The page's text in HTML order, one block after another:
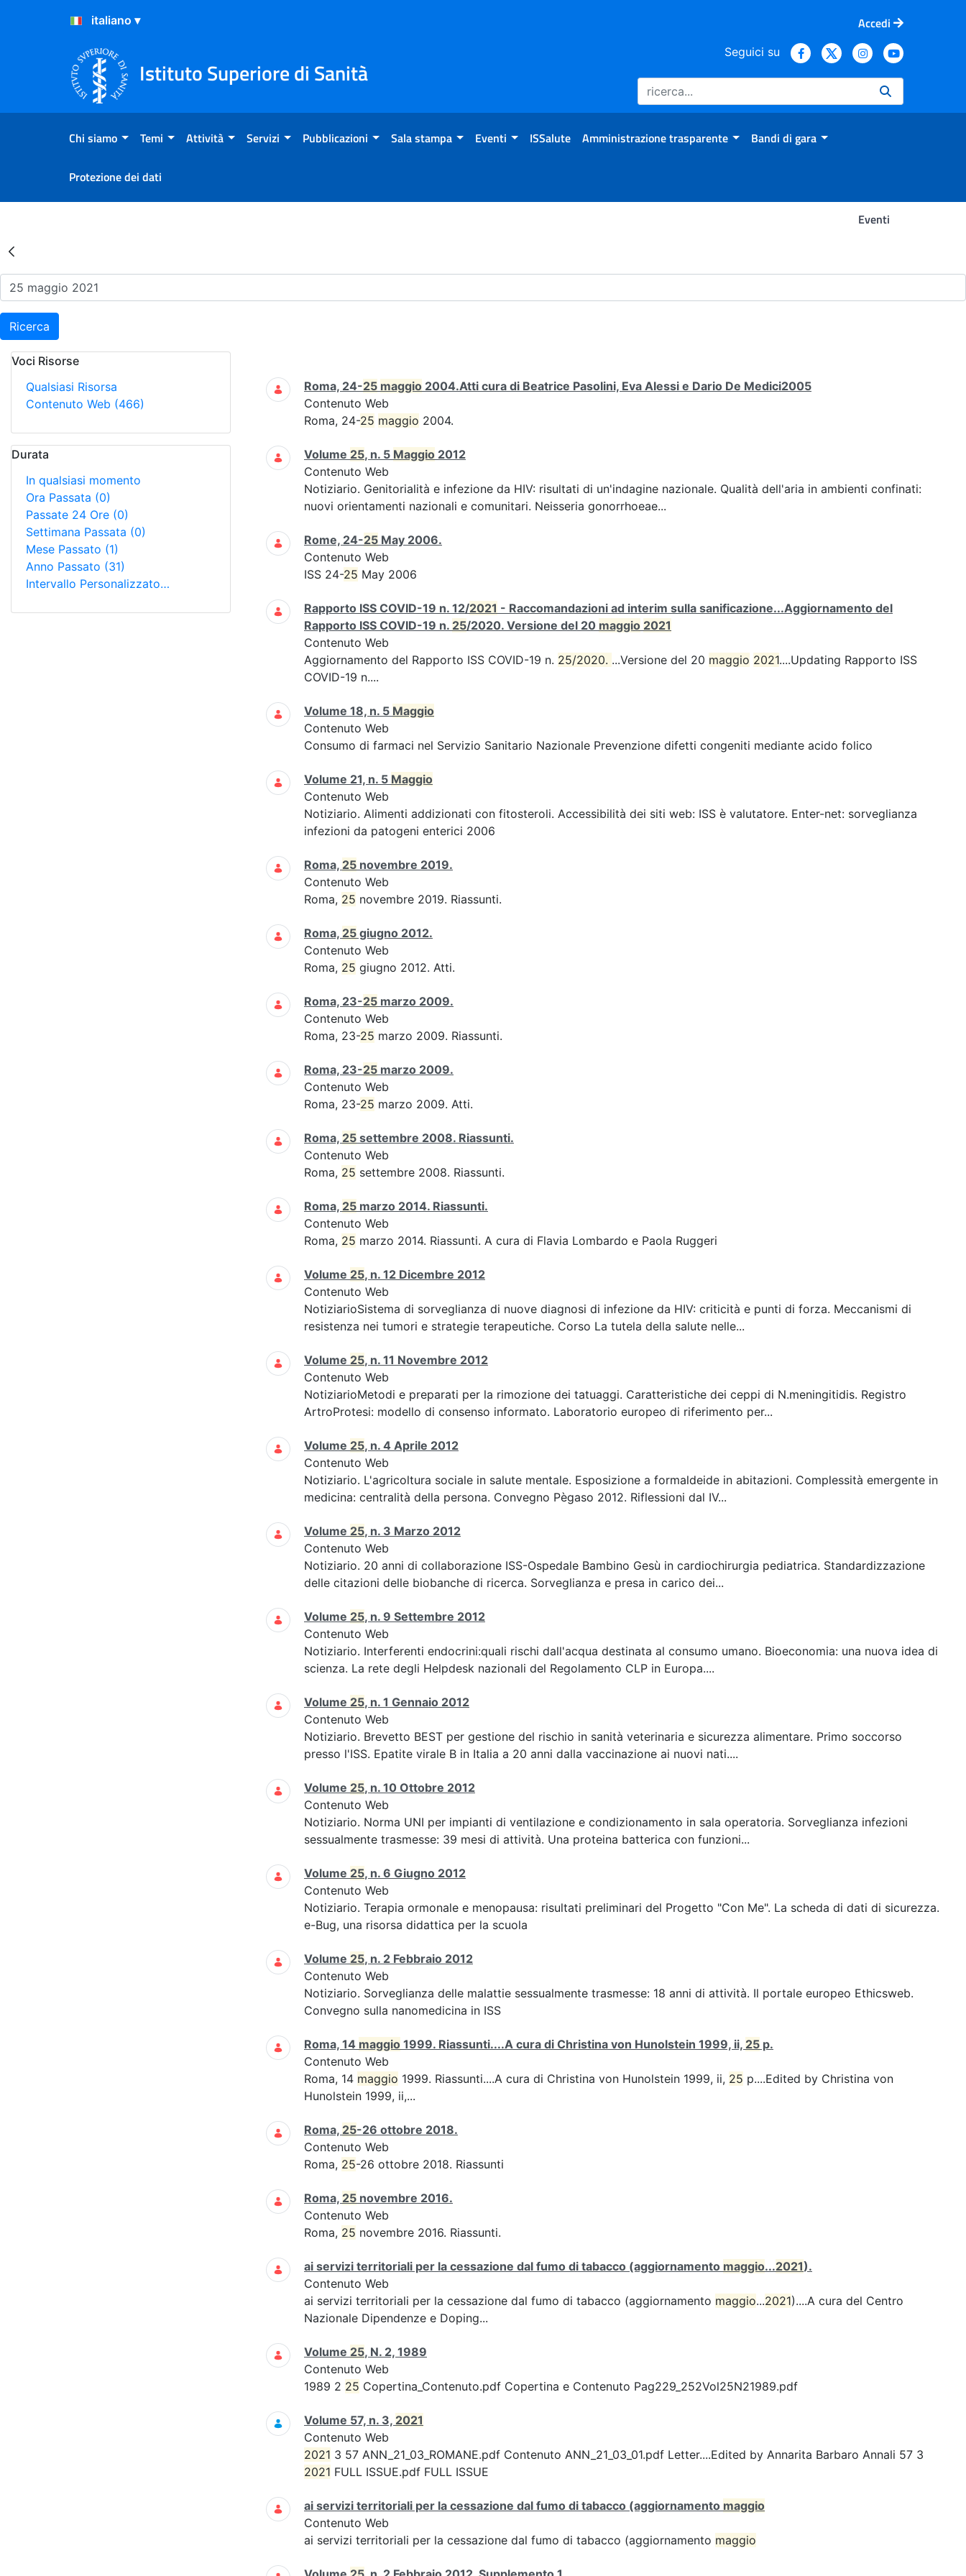
Salta al Contenuto
Salta al Footer
Accedi
Istituto Superiore di Sanità
Seguici su
Chi siamo Temi Attività Servizi Pubblicazioni Sala stampa Eventi ISSalute Amministrazione trasparente Bandi di gara
Protezione dei dati
Eventi
Risultati della Ricerca - Eventi
Ricerca
Voci Risorse
Qualsiasi Risorsa
Contenuto Web (466)
Durata
In qualsiasi momento
Ora Passata (0)
Passate 24 Ore (0)
Settimana Passata (0)
Mese Passato (1)
Anno Passato (31)
Intervallo Personalizzato…
Ricerca
Roma, 24-25 maggio 2004.Atti cura di Beatrice Pasolini, Eva Alessi e Dario De Medici2005
Contenuto Web
Roma, 24-25 maggio 2004.
Volume 25, n. 5 Maggio 2012
Contenuto Web
Notiziario. Genitorialità e infezione da HIV: risultati di un'indagine nazionale. Qualità dell'aria in ambienti confinati:
nuovi orientamenti nazionali e comunitari. Neisseria gonorrhoeae...
Rome, 24-25 May 2006.
Contenuto Web
ISS 24-25 May 2006
Rapporto ISS COVID-19 n. 12/2021 - Raccomandazioni ad interim sulla sanificazione...Aggiornamento del
Rapporto ISS COVID-19 n. 25/2020. Versione del 20 maggio 2021
Contenuto Web
Aggiornamento del Rapporto ISS COVID-19 n. 25/2020. ...Versione del 20 maggio 2021....Updating Rapporto ISS
COVID-19 n....
Volume 18, n. 5 Maggio
Contenuto Web
Consumo di farmaci nel Servizio Sanitario Nazionale Prevenzione difetti congeniti mediante acido folico
Volume 21, n. 5 Maggio
Contenuto Web
Notiziario. Alimenti addizionati con fitosteroli. Accessibilità dei siti web: ISS è valutatore. Enter-net: sorveglianza
infezioni da patogeni enterici 2006
Roma, 25 novembre 2019.
Contenuto Web
Roma, 25 novembre 2019. Riassunti.
Roma, 25 giugno 2012.
Contenuto Web
Roma, 25 giugno 2012. Atti.
Roma, 23-25 marzo 2009.
Contenuto Web
Roma, 23-25 marzo 2009. Riassunti.
Roma, 23-25 marzo 2009.
Contenuto Web
Roma, 23-25 marzo 2009. Atti.
Roma, 25 settembre 2008. Riassunti.
Contenuto Web
Roma, 25 settembre 2008. Riassunti.
Roma, 25 marzo 2014. Riassunti.
Contenuto Web
Roma, 25 marzo 2014. Riassunti. A cura di Flavia Lombardo e Paola Ruggeri
Volume 25, n. 12 Dicembre 2012
Contenuto Web
NotiziarioSistema di sorveglianza di nuove diagnosi di infezione da HIV: criticità e punti di forza. Meccanismi di
resistenza nei tumori e strategie terapeutiche. Corso La tutela della salute nelle...
Volume 25, n. 11 Novembre 2012
Contenuto Web
NotiziarioMetodi e preparati per la rimozione dei tatuaggi. Caratteristiche dei ceppi di N.meningitidis. Registro
ArtroProtesi: modello di consenso informato. Laboratorio europeo di riferimento per...
Volume 25, n. 4 Aprile 2012
Contenuto Web
Notiziario. L'agricoltura sociale in salute mentale. Esposizione a formaldeide in abitazioni. Complessità emergente in
medicina: centralità della persona. Convegno Pègaso 2012. Riflessioni dal IV...
Volume 25, n. 3 Marzo 2012
Contenuto Web
Notiziario. 20 anni di collaborazione ISS-Ospedale Bambino Gesù in cardiochirurgia pediatrica. Standardizzazione
delle citazioni delle biobanche di ricerca. Sorveglianza e presa in carico dei...
Volume 25, n. 9 Settembre 2012
Contenuto Web
Notiziario. Interferenti endocrini:quali rischi dall'acqua destinata al consumo umano. Bioeconomia: una nuova idea di
scienza. La rete degli Helpdesk nazionali del Regolamento CLP in Europa....
Volume 25, n. 1 Gennaio 2012
Contenuto Web
Notiziario. Brevetto BEST per gestione del rischio in sanità veterinaria e sicurezza alimentare. Primo soccorso
presso l'ISS. Epatite virale B in Italia a 20 anni dalla vaccinazione ai nuovi nati....
Volume 25, n. 10 Ottobre 2012
Contenuto Web
Notiziario. Norma UNI per impianti di ventilazione e condizionamento in sala operatoria. Sorveglianza infezioni
sessualmente trasmesse: 39 mesi di attività. Una proteina batterica con funzioni...
Volume 25, n. 6 Giugno 2012
Contenuto Web
Notiziario. Terapia ormonale e menopausa: risultati preliminari del Progetto "Con Me". La scheda di dati di sicurezza.
e-Bug, una risorsa didattica per la scuola
Volume 25, n. 2 Febbraio 2012
Contenuto Web
Notiziario. Sorveglianza delle malattie sessualmente trasmesse: 18 anni di attività. Il portale europeo Ethicsweb.
Convegno sulla nanomedicina in ISS
Roma, 14 maggio 1999. Riassunti....A cura di Christina von Hunolstein 1999, ii, 25 p.
Contenuto Web
Roma, 14 maggio 1999. Riassunti....A cura di Christina von Hunolstein 1999, ii, 25 p....Edited by Christina von
Hunolstein 1999, ii,...
Roma, 25-26 ottobre 2018.
Contenuto Web
Roma, 25-26 ottobre 2018. Riassunti
Roma, 25 novembre 2016.
Contenuto Web
Roma, 25 novembre 2016. Riassunti.
ai servizi territoriali per la cessazione dal fumo di tabacco (aggiornamento maggio...2021).
Contenuto Web
ai servizi territoriali per la cessazione dal fumo di tabacco (aggiornamento maggio...2021)....A cura del Centro
Nazionale Dipendenze e Doping...
Volume 25, N. 2, 1989
Contenuto Web
1989 2 25 Copertina_Contenuto.pdf Copertina e Contenuto Pag229_252Vol25N21989.pdf
Volume 57, n. 3, 2021
Contenuto Web
2021 3 57 ANN_21_03_ROMANE.pdf Contenuto ANN_21_03_01.pdf Letter....Edited by Annarita Barbaro Annali 57 3
2021 FULL ISSUE.pdf FULL ISSUE
ai servizi territoriali per la cessazione dal fumo di tabacco (aggiornamento maggio
Contenuto Web
ai servizi territoriali per la cessazione dal fumo di tabacco (aggiornamento maggio